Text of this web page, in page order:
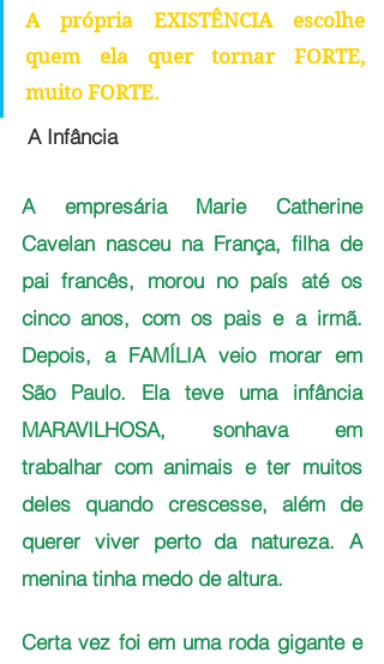
A própria EXISTÊNCIA escolhe
quem ela quer tornar FORTE,
muito FORTE.
A Infância
A empresária Marie Catherine
Cavelan nasceu na França, filha de
pai francês, morou no país até os
cinco anos, com os pais e a irmã.
Depois, a FAMÍLIA veio morar em
São Paulo. Ela teve uma infância
MARAVILHOSA, sonhava em
trabalhar com animais e ter muitos
deles quando crescesse, além de
querer viver perto da natureza. A
menina tinha medo de altura.
Certa vez foi em uma roda gigante e